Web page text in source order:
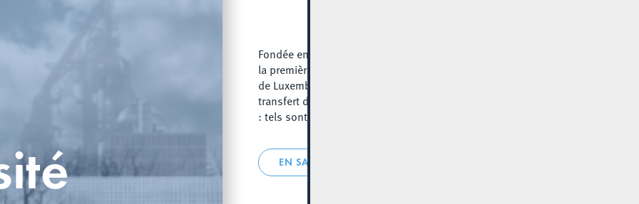
Fondée en 2003, l’Université du Luxembourg est
la première et unique université du Grand-Duché
de Luxembourg. Enseignement, recherche et
transfert de connaissances au plus haut niveau
: tels sont ses trois objectifs.
EN SAVOIR PLUS